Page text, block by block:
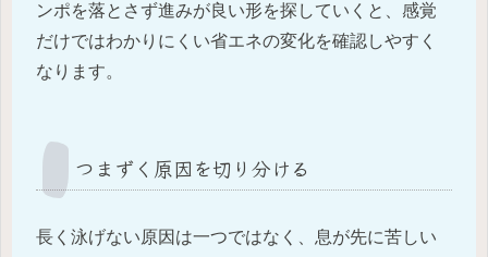
ンポを落とさず進みが良い形を探していくと、感覚
だけではわかりにくい省エネの変化を確認しやすく
なります。
つまずく原因を切り分ける
長く泳げない原因は一つではなく、息が先に苦しい